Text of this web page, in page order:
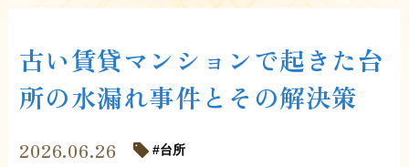
古い賃貸マンションで起きた台
所の水漏れ事件とその解決策
2026.06.26 台所